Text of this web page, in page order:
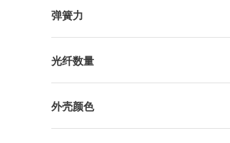
弹簧力
光纤数量
外壳颜色